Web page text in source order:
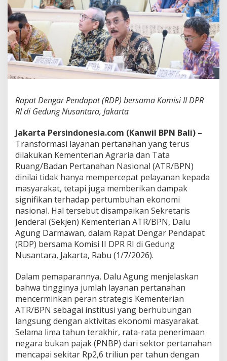
P
a
p
a
r
k
a
n
P
a
n
i
g
t
a
l
i
s
a
s
i
d
a
l
a
M
e
m
p
e
r
k
u
a
Rapat Dengar Pendapat (RDP) bersama Komisi II DPR
RI di Gedung Nusantara, Jakarta
Jakarta Persindonesia.com (Kanwil BPN Bali) –
Transformasi layanan pertanahan yang terus
dilakukan Kementerian Agraria dan Tata
Ruang/Badan Pertanahan Nasional (ATR/BPN)
dinilai tidak hanya mempercepat pelayanan kepada
masyarakat, tetapi juga memberikan dampak
signifikan terhadap pertumbuhan ekonomi
nasional. Hal tersebut disampaikan Sekretaris
Jenderal (Sekjen) Kementerian ATR/BPN, Dalu
Agung Darmawan, dalam Rapat Dengar Pendapat
(RDP) bersama Komisi II DPR RI di Gedung
Nusantara, Jakarta, Rabu (1/7/2026).
Dalam pemaparannya, Dalu Agung menjelaskan
bahwa tingginya jumlah layanan pertanahan
mencerminkan peran strategis Kementerian
ATR/BPN sebagai institusi yang berhubungan
langsung dengan aktivitas ekonomi masyarakat.
Selama lima tahun terakhir, rata-rata penerimaan
negara bukan pajak (PNBP) dari sektor pertanahan
mencapai sekitar Rp2,6 triliun per tahun dengan